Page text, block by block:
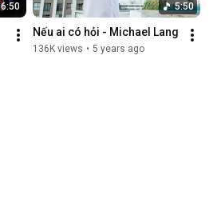
6:50 5:50
Nếu ai có hỏi - Michael Lang
136K views • 5 years ago